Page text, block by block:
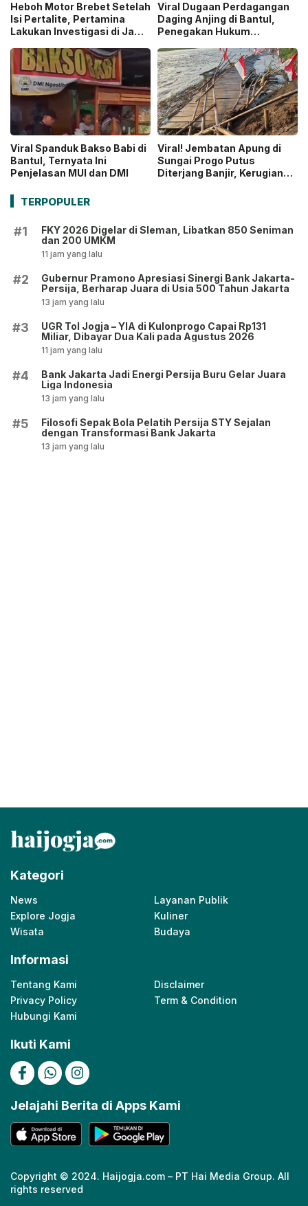
Heboh Motor Brebet Setelah
Isi Pertalite, Pertamina
Lakukan Investigasi di Jawa
Viral Dugaan Perdagangan
Daging Anjing di Bantul,
Penegakan Hukum
Viral Spanduk Bakso Babi di
Bantul, Ternyata Ini
Penjelasan MUI dan DMI
Viral! Jembatan Apung di
Sungai Progo Putus
Diterjang Banjir, Kerugian
TERPOPULER
#1
FKY 2026 Digelar di Sleman, Libatkan 850 Seniman
dan 200 UMKM
11 jam yang lalu
#2
Gubernur Pramono Apresiasi Sinergi Bank Jakarta-
Persija, Berharap Juara di Usia 500 Tahun Jakarta
13 jam yang lalu
#3
UGR Tol Jogja – YIA di Kulonprogo Capai Rp131
Miliar, Dibayar Dua Kali pada Agustus 2026
11 jam yang lalu
#4
Bank Jakarta Jadi Energi Persija Buru Gelar Juara
Liga Indonesia
13 jam yang lalu
#5
Filosofi Sepak Bola Pelatih Persija STY Sejalan
dengan Transformasi Bank Jakarta
13 jam yang lalu
Kategori
News
Layanan Publik
Explore Jogja
Kuliner
Wisata
Budaya
Informasi
Tentang Kami
Disclaimer
Privacy Policy
Term & Condition
Hubungi Kami
Ikuti Kami
Jelajahi Berita di Apps Kami
Copyright © 2024. Haijogja.com – PT Hai Media Group. All
rights reserved